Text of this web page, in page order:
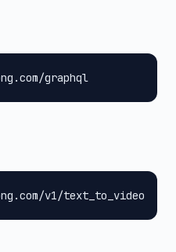
graphql
v1/text_to_video